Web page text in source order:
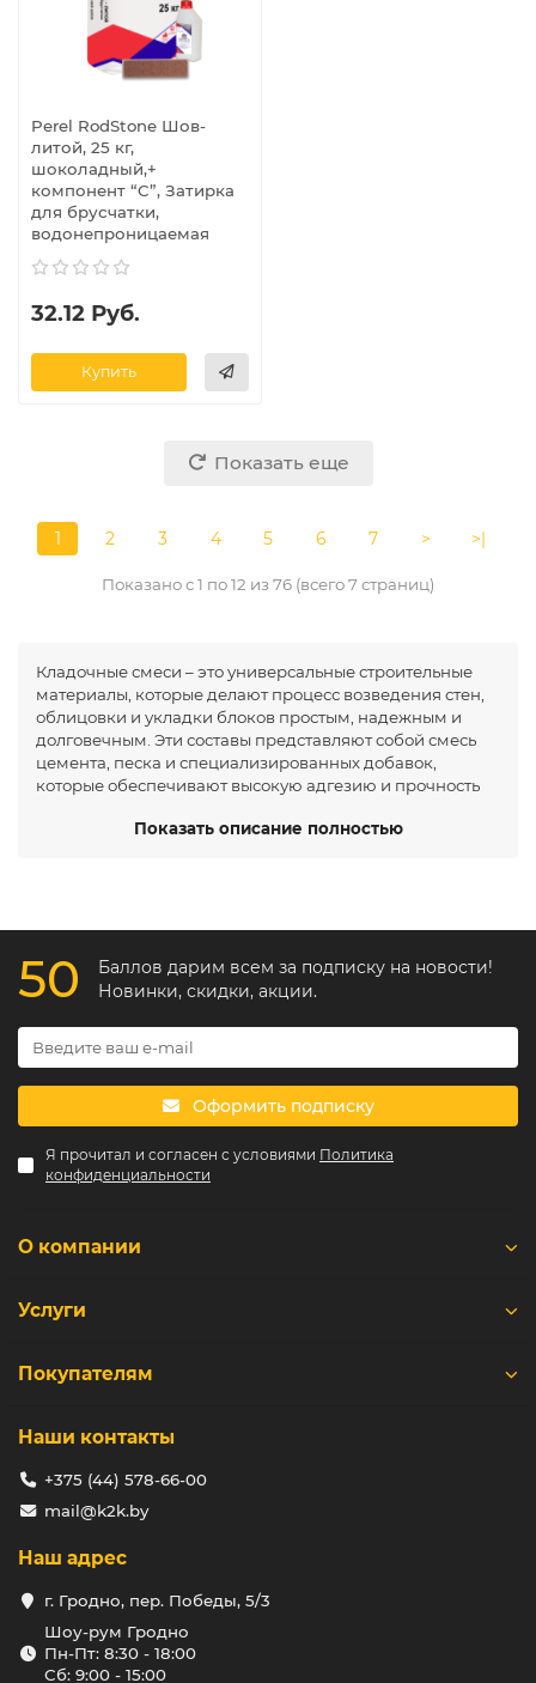
Perel RodStone Шов-
литой, 25 кг,
шоколадный,+
компонент “C”, Затирка
для брусчатки,
водонепроницаемая
32.12 Руб.
Купить
Показать еще
1 2 3 4 5 6 7 > >|
Показано с 1 по 12 из 76 (всего 7 страниц)
Кладочные смеси – это универсальные строительные
материалы, которые делают процесс возведения стен,
облицовки и укладки блоков простым, надежным и
долговечным. Эти составы представляют собой смесь
цемента, песка и специализированных добавок,
которые обеспечивают высокую адгезию и прочность
помощью создаются крепкие соединения, которые
можно прямо на этой странице каталога всего в
несколько кликов.
Преимущества использования
Высокая прочность и надежность. Готовые
кладочные смеси обеспечивают превосходное
сцепление между кирпичами, блоками или
веками.
Удобство в использовании. Забудьте о долгом
работе. Это экономит ваше время и силы.
пенобетона и других материалов. Один продукт –
кладочные смеси позволяют создавать идеально
но и защищают стены от внешних факторов.
добавки защищают кладку от влаги,
делает смеси незаменимыми для наружных
Экономичность. Оптимальный расход материала
обеспечивает минимальные затраты без ущерба
качеству.
Разнообразие составов. На рынке представлены
смеси для самых разных задач: от облицовочных
Показать описание полностью
50
Баллов дарим всем за подписку на новости!
Новинки, скидки, акции.
Оформить подписку
Я прочитал и согласен с условиями Политика
конфиденциальности
О компании
Услуги
Покупателям
Наши контакты
+375 (44) 578-66-00
mail@k2k.by
Наш адрес
г. Гродно, пер. Победы, 5/3
Шоу-рум Гродно
Пн-Пт: 8:30 - 18:00
Сб: 9:00 - 15:00